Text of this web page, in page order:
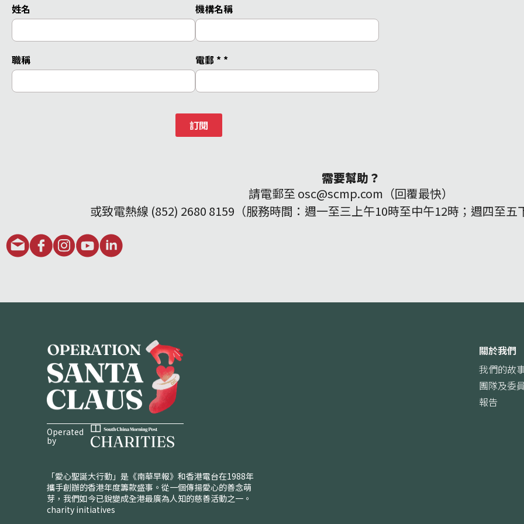
姓名 機構名稱
職稱 電郵 * *
訂閱
需要幫助？
請電郵至 osc@scmp.com（回覆最快）
或致電熱線 (852) 2680 8159（服務時間：週一至三上午10時至中午12時；週四至五
Operated
by
「愛心聖誕大行動」是《南華早報》和香港電台在1988年
攜手創辦的香港年度籌款盛事。從一個傳揚愛心的善念萌
芽，我們如今已銳變成全港最廣為人知的慈善活動之一。
charity initiatives
關於我們
我們的故
團隊及委
報告